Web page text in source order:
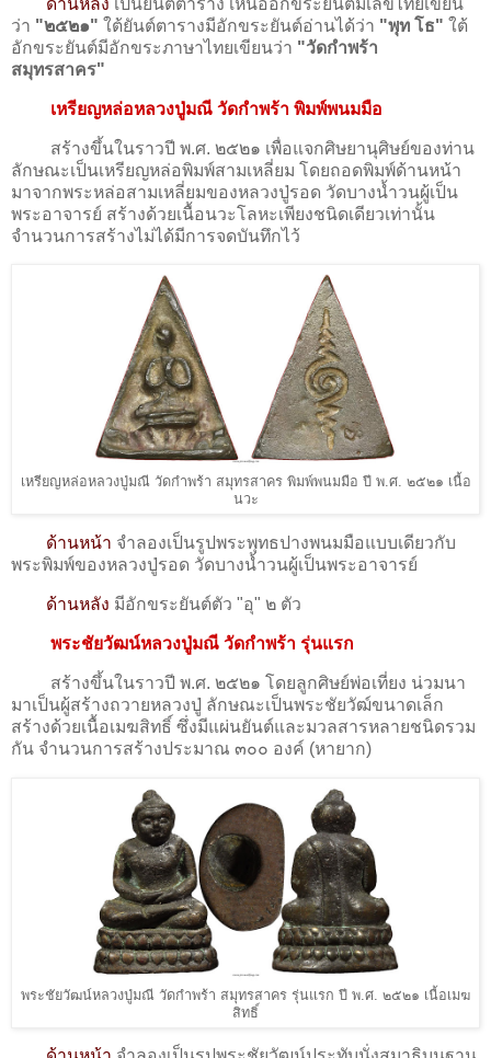
ด้านหลัง เป็นยันต์ตาราง เหนืออักขระยันต์มีเลขไทยเขียน
ว่า "๒๕๒๑" ใต้ยันต์ตารางมีอักขระยันต์อ่านได้ว่า "พุท โธ" ใต้
อักขระยันต์มีอักขระภาษาไทยเขียนว่า "วัดกำพร้า
สมุทรสาคร"
เหรียญหล่อหลวงปู่มณี วัดกำพร้า พิมพ์พนมมือ
สร้างขึ้นในราวปี พ.ศ. ๒๕๒๑ เพื่อแจกศิษยานุศิษย์ของท่าน
ลักษณะเป็นเหรียญหล่อพิมพ์สามเหลี่ยม โดยถอดพิมพ์ด้านหน้า
มาจากพระหล่อสามเหลี่ยมของหลวงปู่รอด วัดบางน้ำวนผู้เป็น
พระอาจารย์ สร้างด้วยเนื้อนวะโลหะเพียงชนิดเดียวเท่านั้น
จำนวนการสร้างไม่ได้มีการจดบันทึกไว้
เหรียญหล่อหลวงปู่มณี วัดกำพร้า สมุทรสาคร พิมพ์พนมมือ ปี พ.ศ. ๒๕๒๑ เนื้อ
นวะ
ด้านหน้า จำลองเป็นรูปพระพุทธปางพนมมือแบบเดียวกับ
พระพิมพ์ของหลวงปู่รอด วัดบางน้ำวนผู้เป็นพระอาจารย์
ด้านหลัง มีอักขระยันต์ตัว "อุ" ๒ ตัว
พระชัยวัฒน์หลวงปู่มณี วัดกำพร้า รุ่นแรก
สร้างขึ้นในราวปี พ.ศ. ๒๕๒๑ โดยลูกศิษย์พ่อเที่ยง น่วมนา
มาเป็นผู้สร้างถวายหลวงปู่ ลักษณะเป็นพระชัยวัฒ์ขนาดเล็ก
สร้างด้วยเนื้อเมฆสิทธิ์ ซึ่งมีแผ่นยันต์และมวลสารหลายชนิดรวม
กัน จำนวนการสร้างประมาณ ๓๐๐ องค์ (หายาก)
พระชัยวัฒน์หลวงปู่มณี วัดกำพร้า สมุทรสาคร รุ่นแรก ปี พ.ศ. ๒๕๒๑ เนื้อเมฆ
สิทธิ์